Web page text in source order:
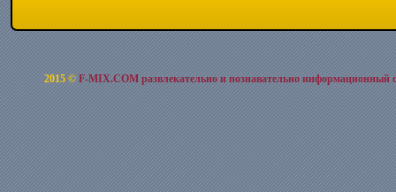
2015 ©F-MIX.COM развлекательно и познавательно информационный